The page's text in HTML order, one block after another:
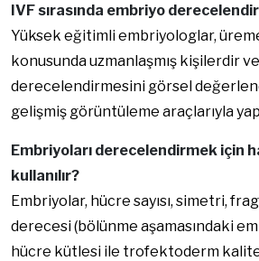
IVF sırasında embriyo
Yüksek eğitimli embriyologlar,
konusunda uzmanlaşmış kişilerdir
derecelendirmesini görsel
gelişmiş görüntüleme araçlarıyla
Embriyoları derecelendirmek için
kullanılır?
Embriyolar, hücre sayısı, simetri,
derecesi (bölünme aşamasındaki
hücre kütlesi ile trofektoderm